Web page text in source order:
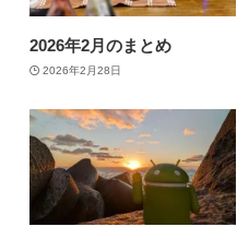
2026年2月のまとめ
2026年2月28日